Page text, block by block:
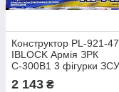
Конструктор PL-921-
IBLOCK Армія ЗРК
С-300В1 3 фігурки ЗСУ
2 143 ₴